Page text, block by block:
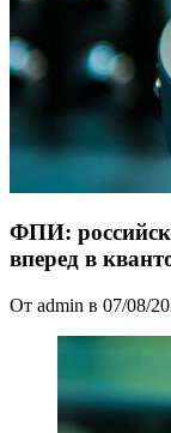
ФПИ:
вперед в
От admin в 07/08/